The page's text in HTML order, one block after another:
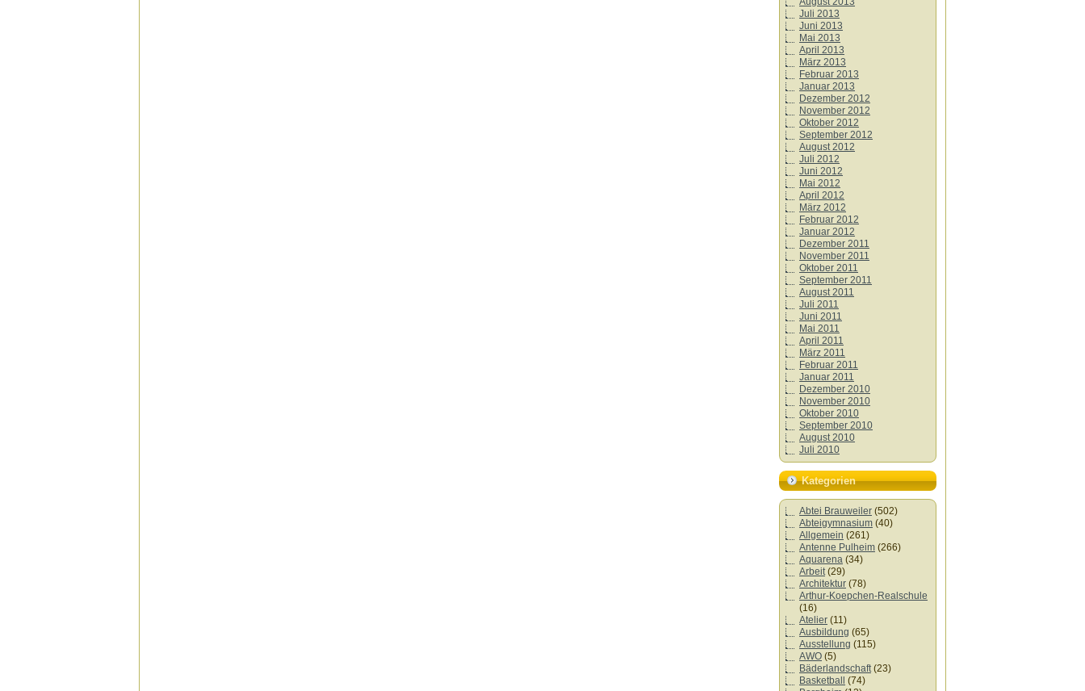
Juli 2013
Juni 2013
Mai 2013
April 2013
März 2013
Februar 2013
Januar 2013
Dezember 2012
November 2012
Oktober 2012
September 2012
August 2012
Juli 2012
Juni 2012
Mai 2012
April 2012
März 2012
Februar 2012
Januar 2012
Dezember 2011
November 2011
Oktober 2011
September 2011
August 2011
Juli 2011
Juni 2011
Mai 2011
April 2011
März 2011
Februar 2011
Januar 2011
Dezember 2010
November 2010
Oktober 2010
September 2010
August 2010
Juli 2010
Kategorien
Abtei Brauweiler (502)
Abteigymnasium (40)
Allgemein (261)
Antenne Pulheim (266)
Aquarena (34)
Arbeit(29)
Architektur (78)
Arthur-Koepchen-Realschule
(16)
Atelier (11)
Ausbildung (65)
Ausstellung (115)
AWO (5)
Bäderlandschaft(23)
Basketball
(74)